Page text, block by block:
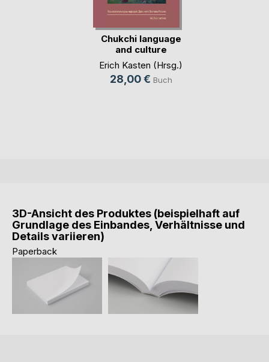
Chukchi language
and culture
Erich Kasten (Hrsg.)
28,00 € Buch
3D-Ansicht des Produktes (beispielhaft auf
Grundlage des Einbandes, Verhältnisse und
Details variieren)
Paperback